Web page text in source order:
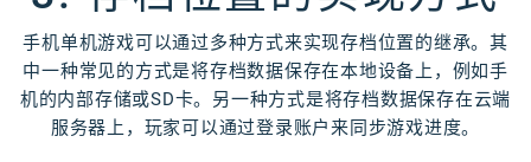
手机单机游戏可以通过多种方式来实现存档位置的继承。其
中一种常见的方式是将存档数据保存在本地设备上，例如手
机的内部存储或SD卡。另一种方式是将存档数据保存在云端
服务器上，玩家可以通过登录账户来同步游戏进度。